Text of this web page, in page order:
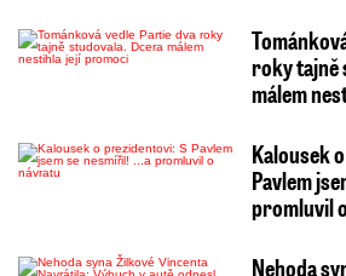
roky tajně
málem
Kalousek
Pavlem
promluvil
Nehoda